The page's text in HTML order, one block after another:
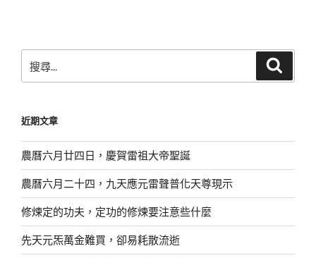
尋
字:
近期文章
農曆六月廿四日，慶賀雷祖大帝聖誕
農曆六月二十四，九天應元雷聲普化天尊現示
修煉定的功夫，定功的修煉要注意些什麼
先天元炁萬金難買，卻易耗散流逝